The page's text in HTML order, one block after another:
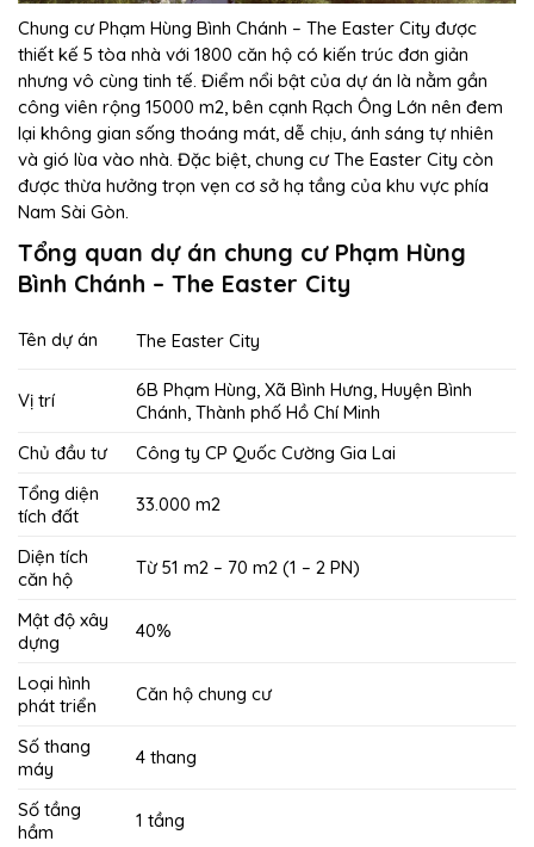
Chung cư Phạm Hùng Bình Chánh – The Easter City được
thiết kế 5 tòa nhà với 1800 căn hộ có kiến trúc đơn giản
nhưng vô cùng tinh tế. Điểm nổi bật của dự án là nằm gần
công viên rộng 15000 m2, bên cạnh Rạch Ông Lớn nên đem
lại không gian sống thoáng mát, dễ chịu, ánh sáng tự nhiên
và gió lùa vào nhà. Đặc biệt, chung cư The Easter City còn
được thừa hưởng trọn vẹn cơ sở hạ tầng của khu vực phía
Nam Sài Gòn.
Tổng quan dự án chung cư Phạm Hùng
Bình Chánh – The Easter City
Tên dự án The Easter City
Vị trí
6B Phạm Hùng, Xã Bình Hưng, Huyện Bình
Chánh, Thành phố Hồ Chí Minh
Chủ đầu tư
Công ty CP Quốc Cường Gia Lai
Tổng diện
tích đất
33.000 m2
Diện tích
căn hộ
Từ 51 m2 – 70 m2 (1 – 2 PN)
Mật độ xây
dựng
40%
Loại hình
phát triển
Căn hộ chung cư
Số thang
máy
4 thang
Số tầng
hầm
1 tầng